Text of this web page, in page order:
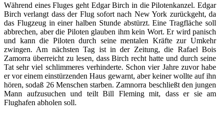
Während eines Fluges geht Edgar Birch in die Pilotenkanzel. Edgar
Birch verlangt dass der Flug sofort nach New York zurückgeht, da
das Flugzeug in einer halben Stunde abstürzt. Eine Tragfläche soll
abbrechen, aber die Piloten glauben ihm kein Wort. Er wird panisch
und kann die Piloten durch seine mentalen Kräfte zur Umkehr
zwingen. Am nächsten Tag ist in der Zeitung, die Rafael Bois
Zamorra überreicht zu lesen, dass Birch recht hatte und durch seine
Tat sehr viel schlimmeres verhinderte. Schon vier Jahre zuvor habe
er vor einem einstürzenden Haus gewarnt, aber keiner wollte auf ihn
hören, sodaß 26 Menschen starben. Zamnorra beschließt den jungen
Mann aufzusuchen und teilt Bill Fleming mit, dass er sie am
Flughafen abholen soll.